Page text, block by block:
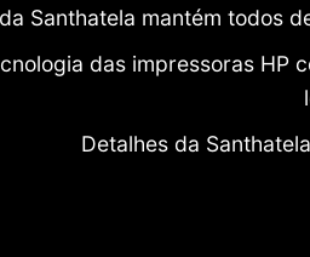
Santhatela mantém todos
das impressoras HP
Detalhes da